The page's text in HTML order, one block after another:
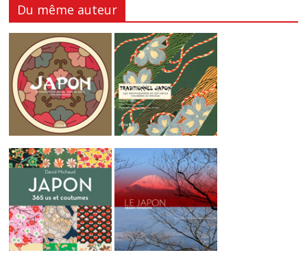
Du même auteur